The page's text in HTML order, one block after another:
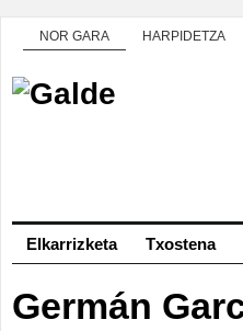
NOR GARA HARPIDETZA
Elkarrizketa Txostena
Germán